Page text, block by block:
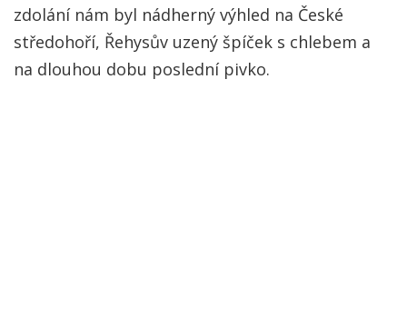
zdolání nám byl nádherný výhled na České
středohoří, Řehysův uzený špíček s chlebem a
na dlouhou dobu poslední pivko.